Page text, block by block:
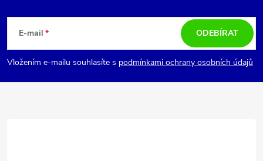
p
a
E-mail
Vložením e-mailu souhlasíte s podmínkami ochrany osobních údajů
ODEBÍRAT